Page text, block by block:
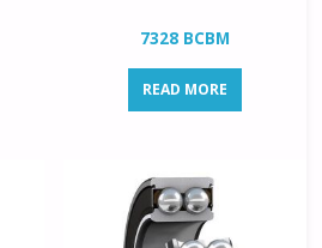
7328 BCBM
READ MORE